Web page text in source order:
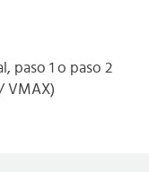
paso 1 o paso 2
VMAX)